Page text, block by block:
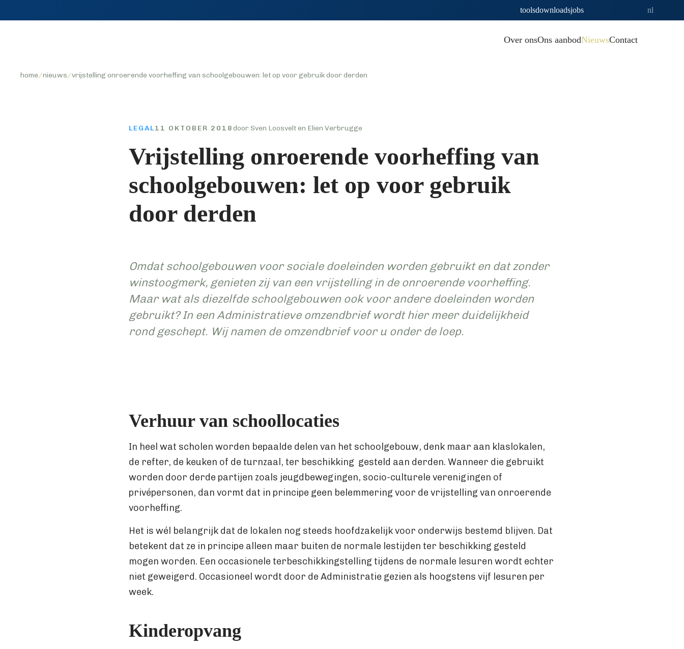
toolsdownloadsjobs nl
Over onsOns aanbodNieuwsContact
home/nieuws/vrijstelling onroerende voorheffing van schoolgebouwen: let op voor gebruik door derden
LEGAL11 OKTOBER 2018door Sven Loosvelt en Elien Verbrugge
Vrijstelling onroerende voorheffing van
schoolgebouwen: let op voor gebruik
door derden
Omdat schoolgebouwen voor sociale doeleinden worden gebruikt en dat zonder
winstoogmerk, genieten zij van een vrijstelling in de onroerende voorheffing.
Maar wat als diezelfde schoolgebouwen ook voor andere doeleinden worden
gebruikt? In een Administratieve omzendbrief wordt hier meer duidelijkheid
rond geschept. Wij namen de omzendbrief voor u onder de loep.
Verhuur van schoollocaties
In heel wat scholen worden bepaalde delen van het schoolgebouw, denk maar aan klaslokalen,
de refter, de keuken of de turnzaal, ter beschikking gesteld aan derden. Wanneer die gebruikt
worden door derde partijen zoals jeugdbewegingen, socio-culturele verenigingen of
privépersonen, dan vormt dat in principe geen belemmering voor de vrijstelling van onroerende
voorheffing.
Het is wél belangrijk dat de lokalen nog steeds hoofdzakelijk voor onderwijs bestemd blijven. Dat
betekent dat ze in principe alleen maar buiten de normale lestijden ter beschikking gesteld
mogen worden. Een occasionele terbeschikkingstelling tijdens de normale lesuren wordt echter
niet geweigerd. Occasioneel wordt door de Administratie gezien als hoogstens vijf lesuren per
week.
Kinderopvang